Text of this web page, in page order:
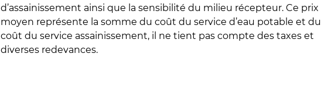
d’assainissement ainsi que la sensibilité du milieu récepteur. Ce prix
moyen représente la somme du coût du service d’eau potable et du
coût du service assainissement, il ne tient pas compte des taxes et
diverses redevances.